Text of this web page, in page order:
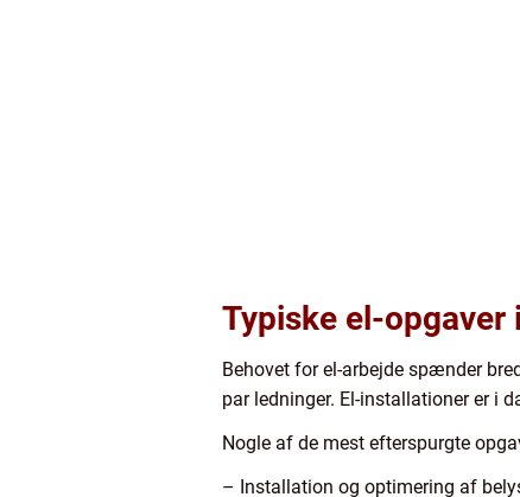
Typiske el-
Behovet for el-arbejde spænder
par ledninger. El-installationer er i
Nogle af de mest efterspurgte
– Installation og optimering af